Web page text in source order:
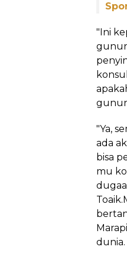
"Ini
"Ya,
ada
bisa
mu
dunia.